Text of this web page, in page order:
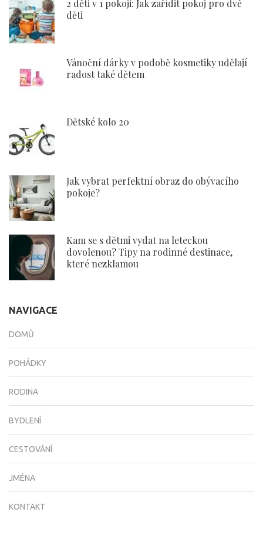
2 děti v 1 pokoji: Jak zařídit pokoj pro dvě
děti
Vánoční dárky v podobě kosmetiky udělají
radost také dětem
Dětské kolo 20
Jak vybrat perfektní obraz do obývacího
pokoje?
Kam se s dětmi vydat na leteckou
dovolenou? Tipy na rodinné destinace,
které nezklamou
NAVIGACE
DOMŮ
POHÁDKY
RODINA
BYDLENÍ
CESTOVÁNÍ
JMÉNA
KONTAKT